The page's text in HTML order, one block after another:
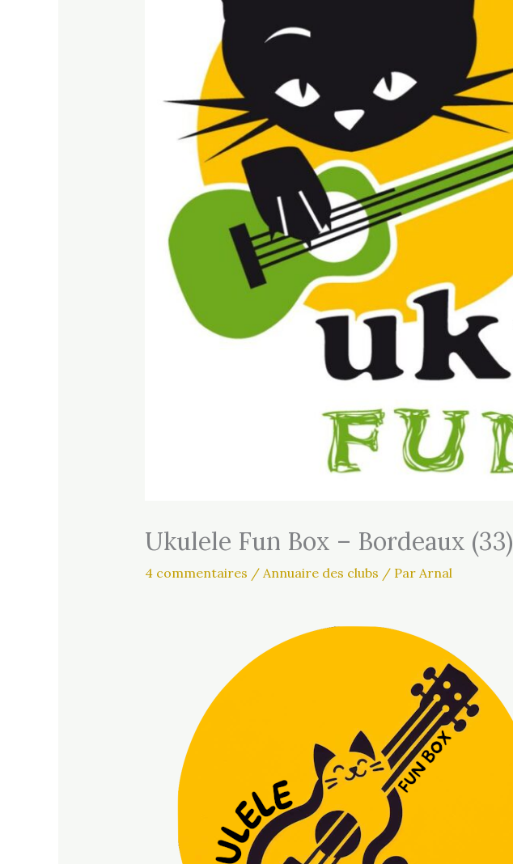
Ukulele Fun Box – Bordeaux (33)
4 commentaires / Annuaire des clubs / Par Arnal